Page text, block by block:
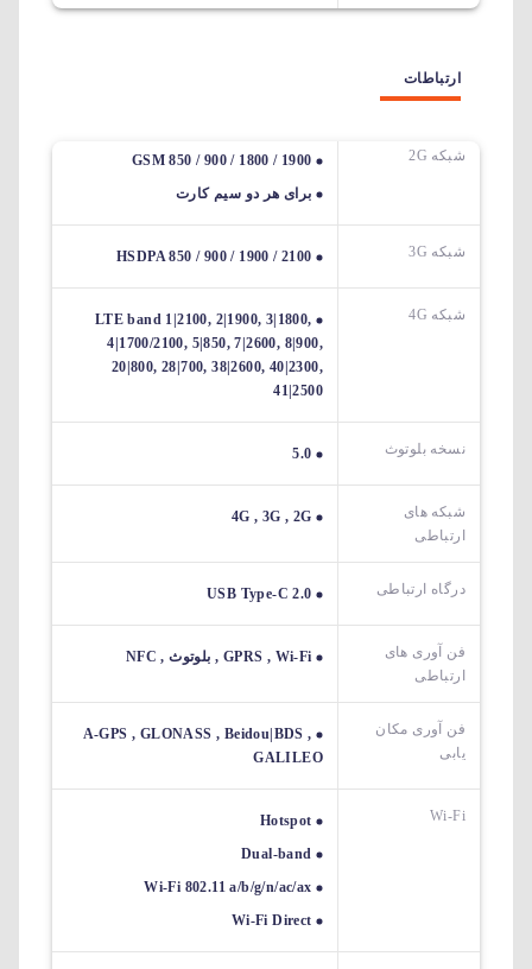
ارتباطات
شبکه 2G
GSM 850 / 900 / 1800 / 1900
برای هر دو سیم کارت
شبکه 3G HSDPA 850 / 900 / 1900 / 2100
شبکه 4G
LTE band 1|2100, 2|1900, 3|1800,
4|1700/2100, 5|850, 7|2600, 8|900,
20|800, 28|700, 38|2600, 40|2300,
41|2500
نسخه بلوتوث 5.0
شبکه های
ارتباطی
4G , 3G , 2G
درگاه ارتباطی USB Type-C 2.0
فن آوری های
ارتباطی
GPRS , Wi-Fi , بلوتوث , NFC
فن آوری مکان
یابی
A-GPS , GLONASS , Beidou|BDS ,
GALILEO
Wi-Fi
Hotspot
Dual-band
Wi-Fi 802.11 a/b/g/n/ac/ax
Wi-Fi Direct